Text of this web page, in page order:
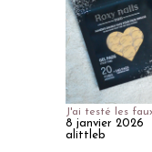
J'ai testé les
8 janvier 2026
alittleb